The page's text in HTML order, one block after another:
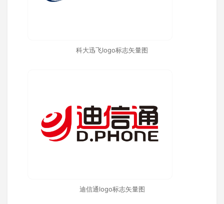
科大迅飞logo标志矢量图
迪信通logo标志矢量图